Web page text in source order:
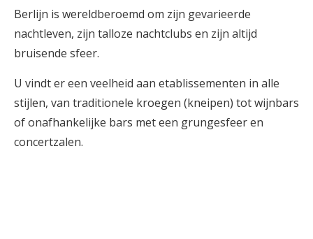
Berlijn is wereldberoemd om zijn gevarieerde
nachtleven, zijn talloze nachtclubs en zijn altijd
bruisende sfeer.
U vindt er een veelheid aan etablissementen in alle
stijlen, van traditionele kroegen (kneipen) tot wijnbars
of onafhankelijke bars met een grungesfeer en
concertzalen.